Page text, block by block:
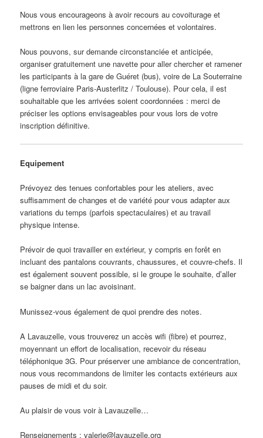
Nous vous encourageons à avoir recours au covoiturage et
mettrons en lien les personnes concernées et volontaires.
Nous pouvons, sur demande circonstanciée et anticipée,
organiser gratuitement une navette pour aller chercher et ramener
les participants à la gare de Guéret (bus), voire de La Souterraine
(ligne ferroviaire Paris-Austerlitz / Toulouse). Pour cela, il est
souhaitable que les arrivées soient coordonnées : merci de
préciser les options envisageables pour vous lors de votre
inscription définitive.
Equipement
Prévoyez des tenues confortables pour les ateliers, avec
suffisamment de changes et de variété pour vous adapter aux
variations du temps (parfois spectaculaires) et au travail
physique intense.
Prévoir de quoi travailler en extérieur, y compris en forêt en
incluant des pantalons couvrants, chaussures, et couvre-chefs. Il
est également souvent possible, si le groupe le souhaite, d’aller
se baigner dans un lac avoisinant.
Munissez-vous également de quoi prendre des notes.
A Lavauzelle, vous trouverez un accès wifi (fibre) et pourrez,
moyennant un effort de localisation, recevoir du réseau
téléphonique 3G. Pour préserver une ambiance de concentration,
nous vous recommandons de limiter les contacts extérieurs aux
pauses de midi et du soir.
Au plaisir de vous voir à Lavauzelle…
Renseignements : valerie@lavauzelle.org